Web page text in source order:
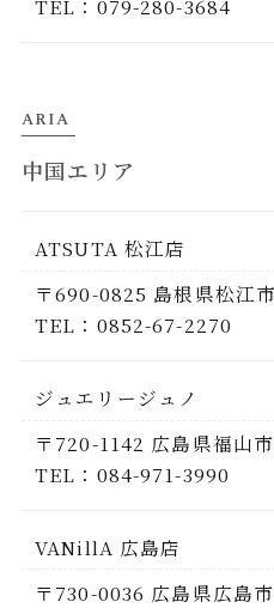
TEL：079-280-3684
ARIA
中国エリア
ATSUTA 松江店
〒690-0825 島根県松江
TEL：0852-67-2270
ジュエリージュノ
〒720-1142 広島県福山
TEL：084-971-3990
VANillA 広島店
〒730-0036 広島県広島